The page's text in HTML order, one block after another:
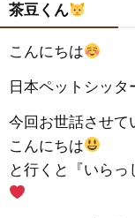
茶豆くん
こんにちは
日本ペットシッ
今回お世話させて
こんにちは
と行くと『いら